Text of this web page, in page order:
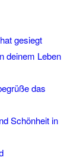
gesiegt
deinem Leben
das
Schönheit in